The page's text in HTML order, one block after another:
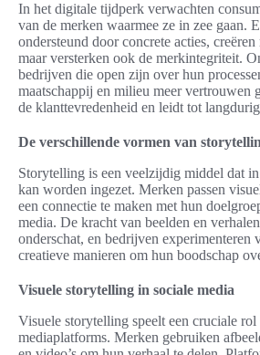
In het digitale tijdperk verwachten
van de merken waarmee ze in zee gaan.
ondersteund door concrete acties,
maar versterken ook de merkintegriteit.
bedrijven die open zijn over hun
maatschappij en milieu meer vertrouwen
de klanttevredenheid en leidt tot
De verschillende vormen van
Storytelling is een veelzijdig middel dat
kan worden ingezet. Merken passen
een connectie te maken met hun
media. De kracht van beelden en
onderschat, en bedrijven experimenteren
creatieve manieren om hun boodschap
Visuele storytelling in sociale media
Visuele storytelling speelt een cruciale rol
mediaplatforms. Merken gebruiken